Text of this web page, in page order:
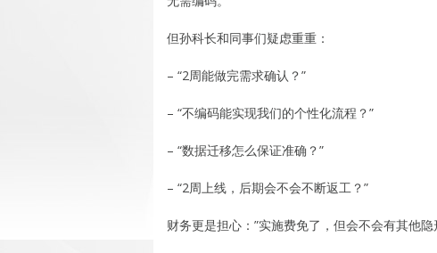
但孙科长和同事们疑虑重重：
– “2周能做完需求确认？”
– “不编码能实现我们的个性化流程？”
– “数据迁移怎么保证准确？”
– “2周上线，后期会不会不断返工？”
财务更是担心：”实施费免了，但会不会有其他